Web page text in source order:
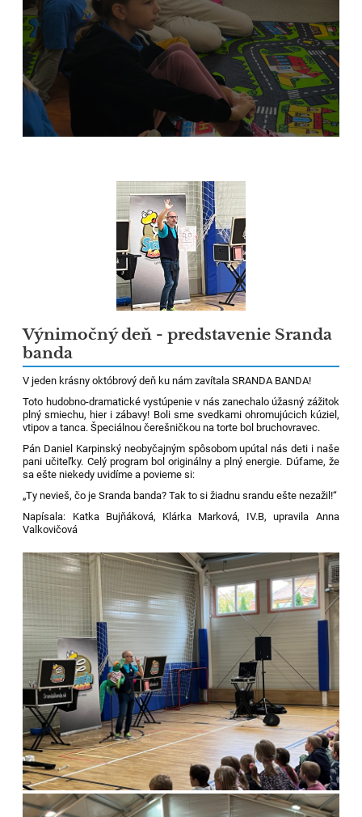
Výnimočný deň - predstavenie Sranda
banda
V jeden krásny októbrový deň ku nám zavítala SRANDA BANDA!
Toto hudobno-dramatické vystúpenie v nás zanechalo úžasný zážitok
plný smiechu, hier i zábavy! Boli sme svedkami ohromujúcich kúziel,
vtipov a tanca. Špeciálnou čerešničkou na torte bol bruchovravec.
Pán Daniel Karpinský neobyčajným spôsobom upútal nás deti i naše
pani učiteľky. Celý program bol originálny a plný energie. Dúfame, že
sa ešte niekedy uvidíme a povieme si:
„Ty nevieš, čo je Sranda banda? Tak to si žiadnu srandu ešte nezažil!“
Napísala: Katka Bujňáková, Klárka Marková, IV.B, upravila Anna
Valkovičová